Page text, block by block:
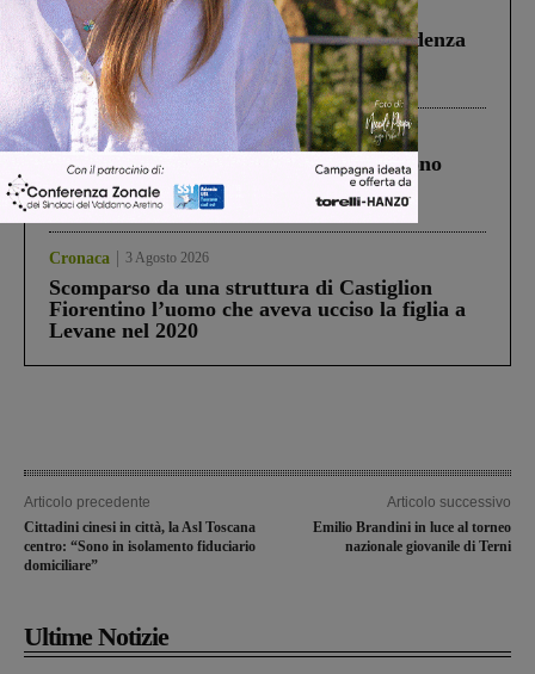
Figline Incisa Valdarno 1 Agosto 2026
Piscina di Figline finanziata oltre la scadenza
Pnrr, il gruppo di Fratelli d’Italia: “Un
ringraziamento al Governo”
Cronaca 4 Agosto 2026
Un anno fa la strage in A1 in cui morirono
Gianni, Giulia e Franco. Lo schianto, il
processo, lo stop ai sorpassi fra tir....
Cronaca 3 Agosto 2026
Scomparso da una struttura di Castiglion
Fiorentino l’uomo che aveva ucciso la figlia a
Levane nel 2020
Articolo precedente
Cittadini cinesi in città, la Asl Toscana
centro: “Sono in isolamento fiduciario
domiciliare”
Articolo successivo
Emilio Brandini in luce al torneo
nazionale giovanile di Terni
Ultime Notizie